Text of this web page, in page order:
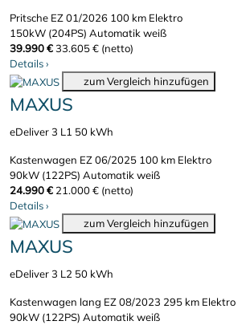
Pritsche EZ 01/2026 100 km Elektro
150kW (204PS) Automatikweiß
39.990 €33.605 € (netto)
Details›
zum Vergleich hinzufügen
MAXUS
eDeliver 3 L1 50 kWh
Kastenwagen EZ 06/2025 100 km Elektro
90kW (122PS) Automatikweiß
24.990 € 21.000 € (netto)
Details›
zum Vergleich hinzufügen
MAXUS
eDeliver 3 L2 50 kWh
Kastenwagen lang EZ 08/2023 295 km Elektro
90kW (122PS) Automatikweiß